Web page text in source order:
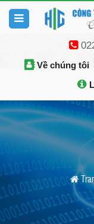
Về chúng tôi